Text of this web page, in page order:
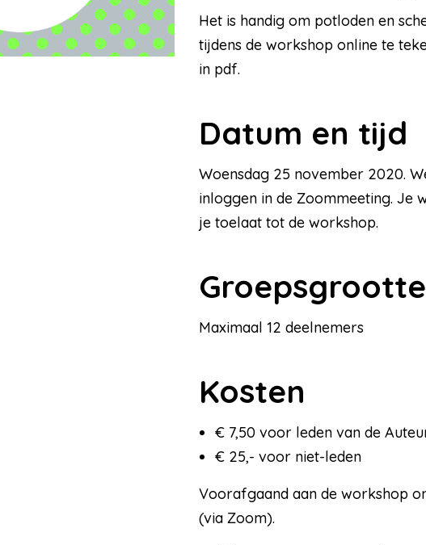
Het is handig om potloden en
tijdens de workshop online te
in pdf.
Datum en tijd
Woensdag 25 november 2020.
inloggen in de Zoommeeting. Je
je toelaat tot de workshop.
Groepsgrootte
Maximaal 12 deelnemers
Kosten
€ 7,50 voor leden van de
€ 25,- voor niet-leden
Voorafgaand aan de workshop
(via Zoom).